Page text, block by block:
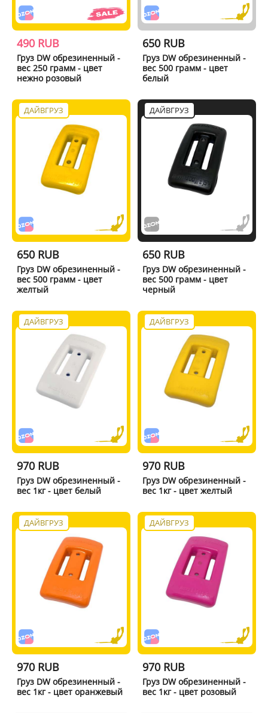
490 RUB
Груз DW обрезиненный -
вес 250 грамм - цвет
нежно розовый
650 RUB
Груз DW обрезиненный -
вес 500 грамм - цвет
белый
ДАЙВГРУЗ
650 RUB
Груз DW обрезиненный -
вес 500 грамм - цвет
желтый
ДАЙВГРУЗ
650 RUB
Груз DW обрезиненный -
вес 500 грамм - цвет
черный
ДАЙВГРУЗ
970 RUB
Груз DW обрезиненный -
вес 1кг - цвет белый
ДАЙВГРУЗ
970 RUB
Груз DW обрезиненный -
вес 1кг - цвет желтый
ДАЙВГРУЗ
970 RUB
Груз DW обрезиненный -
вес 1кг - цвет оранжевый
ДАЙВГРУЗ
970 RUB
Груз DW обрезиненный -
вес 1кг - цвет розовый